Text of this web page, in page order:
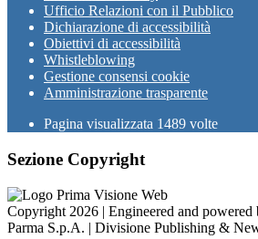
Ufficio Relazioni con il Pubblico
Dichiarazione di accessibilità
Obiettivi di accessibilità
Whistleblowing
Gestione consensi cookie
Amministrazione trasparente
Pagina visualizzata 1489 volte
Sezione Copyright
Copyright 2026 | Engineered and
Parma S.p.A. | Divisione Publishing &